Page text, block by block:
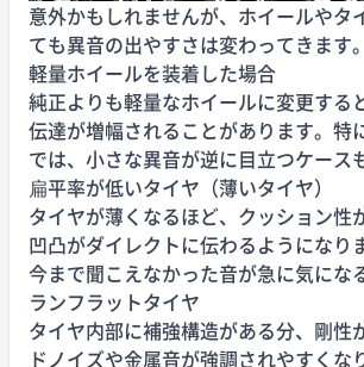
意外かもしれませんが、ホイールやタ
ても異音の出やすさは変わってきます。
軽量ホイールを装着した場合
純正よりも軽量なホイールに変更する
伝達が増幅されることがあります。特
では、小さな異音が逆に目立つケース
扁平率が低いタイヤ（薄いタイヤ）
タイヤが薄くなるほど、クッション性
凹凸がダイレクトに伝わるようになり
今まで聞こえなかった音が急に気にな
ランフラットタイヤ
タイヤ内部に補強構造がある分、剛性
ドノイズや金属音が強調されやすくな